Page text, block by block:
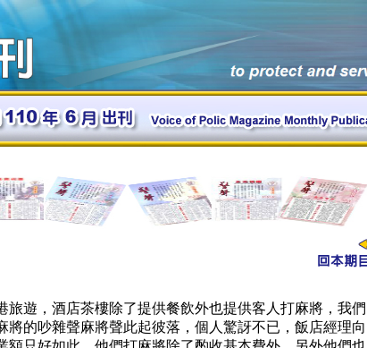
遊，酒店茶樓除了提供餐飲外也提供客人打麻將，我們
將的吵雜聲麻將聲此起彼落，個人驚訝不已，飯店經理向